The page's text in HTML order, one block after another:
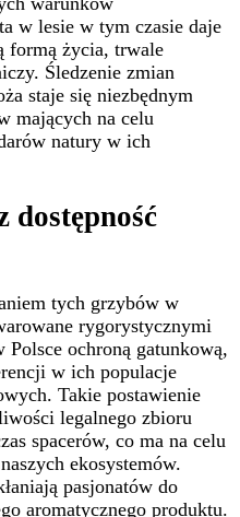
w lesie w tym czasie daje
formą życia, trwale
Śledzenie zmian
staje się niezbędnym
mających na celu
natury w ich
dostępność
tych grzybów w
rygorystycznymi
Polsce ochroną gatunkową,
w ich populacje
Takie postawienie
legalnego zbioru
spacerów, co ma na celu
ekosystemów.
pasjonatów do
aromatycznego produktu.